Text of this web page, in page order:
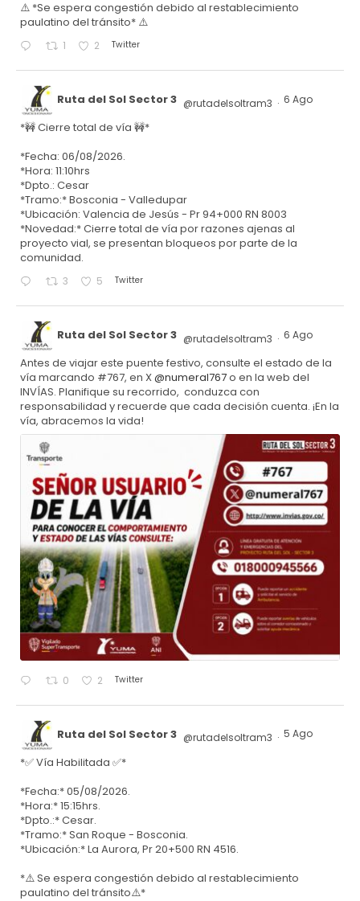
⚠️ *Se espera congestión debido al restablecimiento
paulatino del tránsito* ⚠️
1 2 Twitter
Ruta del Sol Sector 3 @rutadelsoltram3 · 6 Ago
*🚧 Cierre total de vía 🚧*
*Fecha: 06/08/2026.
*Hora: 11:10hrs
*Dpto.: Cesar
*Tramo:* Bosconia - Valledupar
*Ubicación: Valencia de Jesús - Pr 94+000 RN 8003
*Novedad:* Cierre total de vía por razones ajenas al
proyecto vial, se presentan bloqueos por parte de la
comunidad.
3 5 Twitter
Ruta del Sol Sector 3 @rutadelsoltram3 · 6 Ago
Antes de viajar este puente festivo, consulte el estado de la
vía marcando #767, en X@numeral767o en la web del
INVÍAS. Planifique su recorrido, conduzca con
responsabilidad y recuerde que cada decisión cuenta. ¡En la
vía, abracemos la vida!
0 2 Twitter
Ruta del Sol Sector 3 @rutadelsoltram3 · 5 Ago
*✅ Vía Habilitada ✅*
*Fecha:* 05/08/2026.
*Hora:* 15:15hrs.
*Dpto.:* Cesar.
*Tramo:* San Roque - Bosconia.
*Ubicación:* La Aurora, Pr 20+500 RN 4516.
*⚠️ Se espera congestión debido al restablecimiento
paulatino del tránsito⚠️*